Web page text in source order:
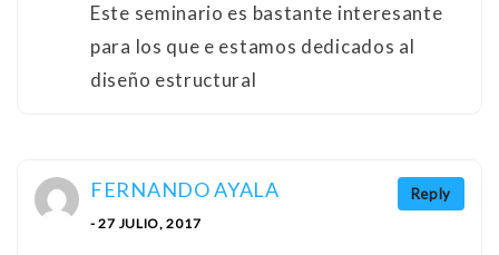
Este seminario es bastante interesante
para los que e estamos dedicados al
diseño estructural
Reply
FERNANDO AYALA
- 27 JULIO, 2017